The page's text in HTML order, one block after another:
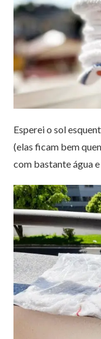
Esperei o sol
(elas ficam bem
com bastante água